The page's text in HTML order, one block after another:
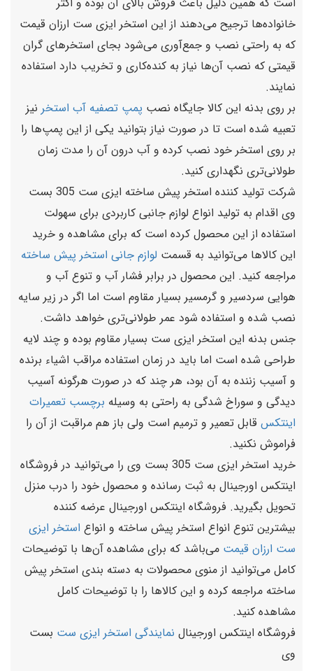
خانواده‌ها ترجیح می‌دهند از این استخر ایزی ست ارزان قیمت
که به راحتی نصب و جمع‌آوری می‌شود بجای استخرهای گران
قیمتی که نصب آن‌ها نیاز به کنده‌کاری و تخریب دارد استفاده
نمایند.
بر روی بدنه این کالا جایگاه نصب پمپ تصفیه آب استخر نیز
تعبیه شده است تا در صورت نیاز بتوانید یکی از این پمپ‌ها را
بر روی استخر خود نصب کرده و آب درون آن را مدت زمان
طولانی‌تری نگهداری کنید.
شرکت تولید کننده استخر پیش ساخته ایزی ست 305 بست
وی اقدام به تولید انواع لوازم جانبی کاربردی برای سهولت
استفاده از این محصول کرده است که برای مشاهده و خرید
این کالاها می‌توانید به قسمت لوازم جانی استخر پیش ساخته
مراجعه کنید. این محصول در برابر فشار آب و تنوع آب و
هوایی سردسیر و گرمسیر بسیار مقاوم است اما اگر در زیر سایه
نصب شده و استفاده شود عمر طولانی‌تری خواهد داشت.
جنس بدنه این استخر ایزی ست بسیار مقاوم بوده و چند لایه
طراحی شده است اما باید در زمان استفاده مراقب اشیاء برنده
و آسیب زننده به آن بود، هر چند که در صورت هرگونه آسیب
دیدگی و سوراخ شدگی به راحتی به وسیله برچسب تعمیرات
اینتکس قابل تعمیر و ترمیم است ولی باز هم مراقبت از آن را
فراموش نکنید.
خرید استخر ایزی ست 305 بست وی را می‌توانید در فروشگاه
اینتکس اورجینال به ثبت رسانده و محصول خود را درب منزل
تحویل بگیرید. فروشگاه اینتکس اورجینال عرضه کننده
بیشترین تنوع انواع استخر پیش ساخته و انواع استخر ایزی
ست ارزان قیمت می‌باشد که برای مشاهده آن‌ها با توضیحات
کامل می‌توانید از منوی محصولات به دسته بندی استخر پیش
ساخته مراجعه کرده و این کالاها را با توضیحات کامل
مشاهده کنید.
فروشگاه اینتکس اورجینال نمایندگی استخر ایزی ست بست
وی